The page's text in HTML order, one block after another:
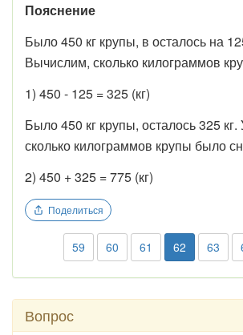
Пояснение
Было 450 кг крупы, в осталось на
Вычислим, сколько килограммов
1) 450 - 125 = 325 (кг)
Было 450 кг крупы, осталось 325 кг.
сколько килограммов крупы было
2) 450 + 325 = 775 (кг)
Поделиться
59 60 61 62 63
Вопрос